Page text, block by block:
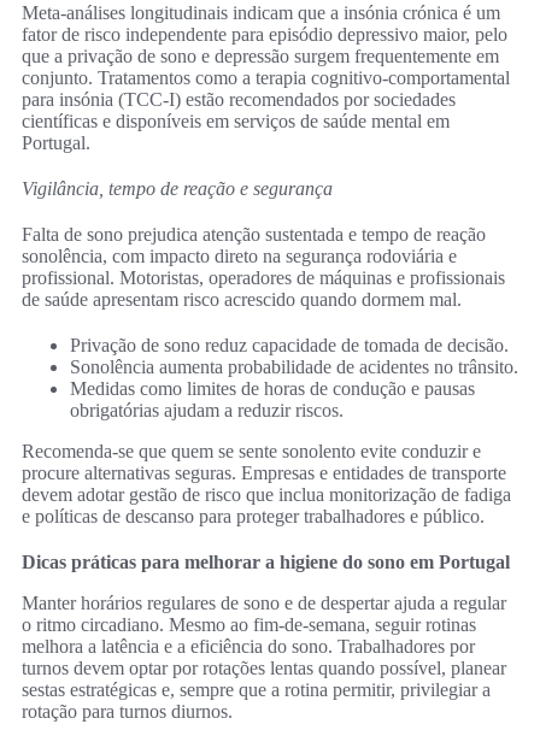
Meta-análises longitudinais indicam que a insónia crónica é um
fator de risco independente para episódio depressivo maior, pelo
que a privação de sono e depressão surgem frequentemente em
conjunto. Tratamentos como a terapia cognitivo-comportamental
para insónia (TCC-I) estão recomendados por sociedades
científicas e disponíveis em serviços de saúde mental em
Portugal.
Vigilância, tempo de reação e segurança
Falta de sono prejudica atenção sustentada e tempo de reação
sonolência, com impacto direto na segurança rodoviária e
profissional. Motoristas, operadores de máquinas e profissionais
de saúde apresentam risco acrescido quando dormem mal.
Privação de sono reduz capacidade de tomada de decisão.
Sonolência aumenta probabilidade de acidentes no trânsito.
Medidas como limites de horas de condução e pausas
obrigatórias ajudam a reduzir riscos.
Recomenda-se que quem se sente sonolento evite conduzir e
procure alternativas seguras. Empresas e entidades de transporte
devem adotar gestão de risco que inclua monitorização de fadiga
e políticas de descanso para proteger trabalhadores e público.
Dicas práticas para melhorar a higiene do sono em Portugal
Manter horários regulares de sono e de despertar ajuda a regular
o ritmo circadiano. Mesmo ao fim‑de‑semana, seguir rotinas
melhora a latência e a eficiência do sono. Trabalhadores por
turnos devem optar por rotações lentas quando possível, planear
sestas estratégicas e, sempre que a rotina permitir, privilegiar a
rotação para turnos diurnos.